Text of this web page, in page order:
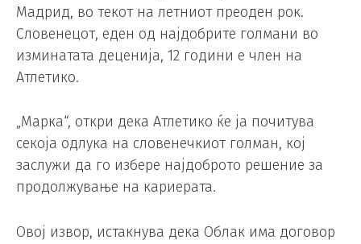
Мадрид, во текот на летниот преоден рок.
Словенецот, еден од најдобрите голмани во
изминатата деценија, 12 години е член на
Атлетико.
„Марка“, откри дека Атлетико ќе ја почитува
секоја одлука на словенечкиот голман, кој
заслужи да го избере најдоброто решение за
продолжување на кариерата.
Овој извор, истакнува дека Облак има договор